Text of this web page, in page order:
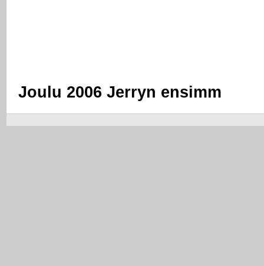
Joulu 2006 Jerryn ensimm